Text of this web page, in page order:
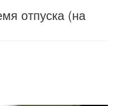
отпуска (на